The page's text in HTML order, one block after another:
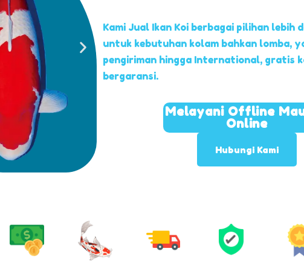
Kami Jual Ikan Koi berbagai pilihan lebih
untuk kebutuhan kolam bahkan lomba,
pengiriman hingga International, gratis
bergaransi.
Melayani Offline
Online
Hubungi Kami